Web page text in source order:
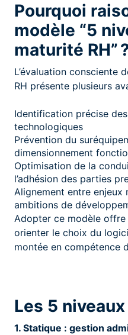
Pourquoi
modèle “5
maturité RH”
L’évaluation consciente
RH présente plusieurs
Identification précise
technologiques
Prévention du
dimensionnement
Optimisation de la
l’adhésion des parties
Alignement entre enjeux
ambitions de
Adopter ce modèle
orienter le choix du
montée en compétence
Les 5
1. Statique : gestion